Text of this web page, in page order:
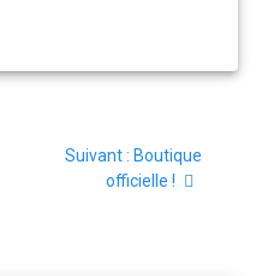
Suivant : Article
suivant
Boutique
officielle !